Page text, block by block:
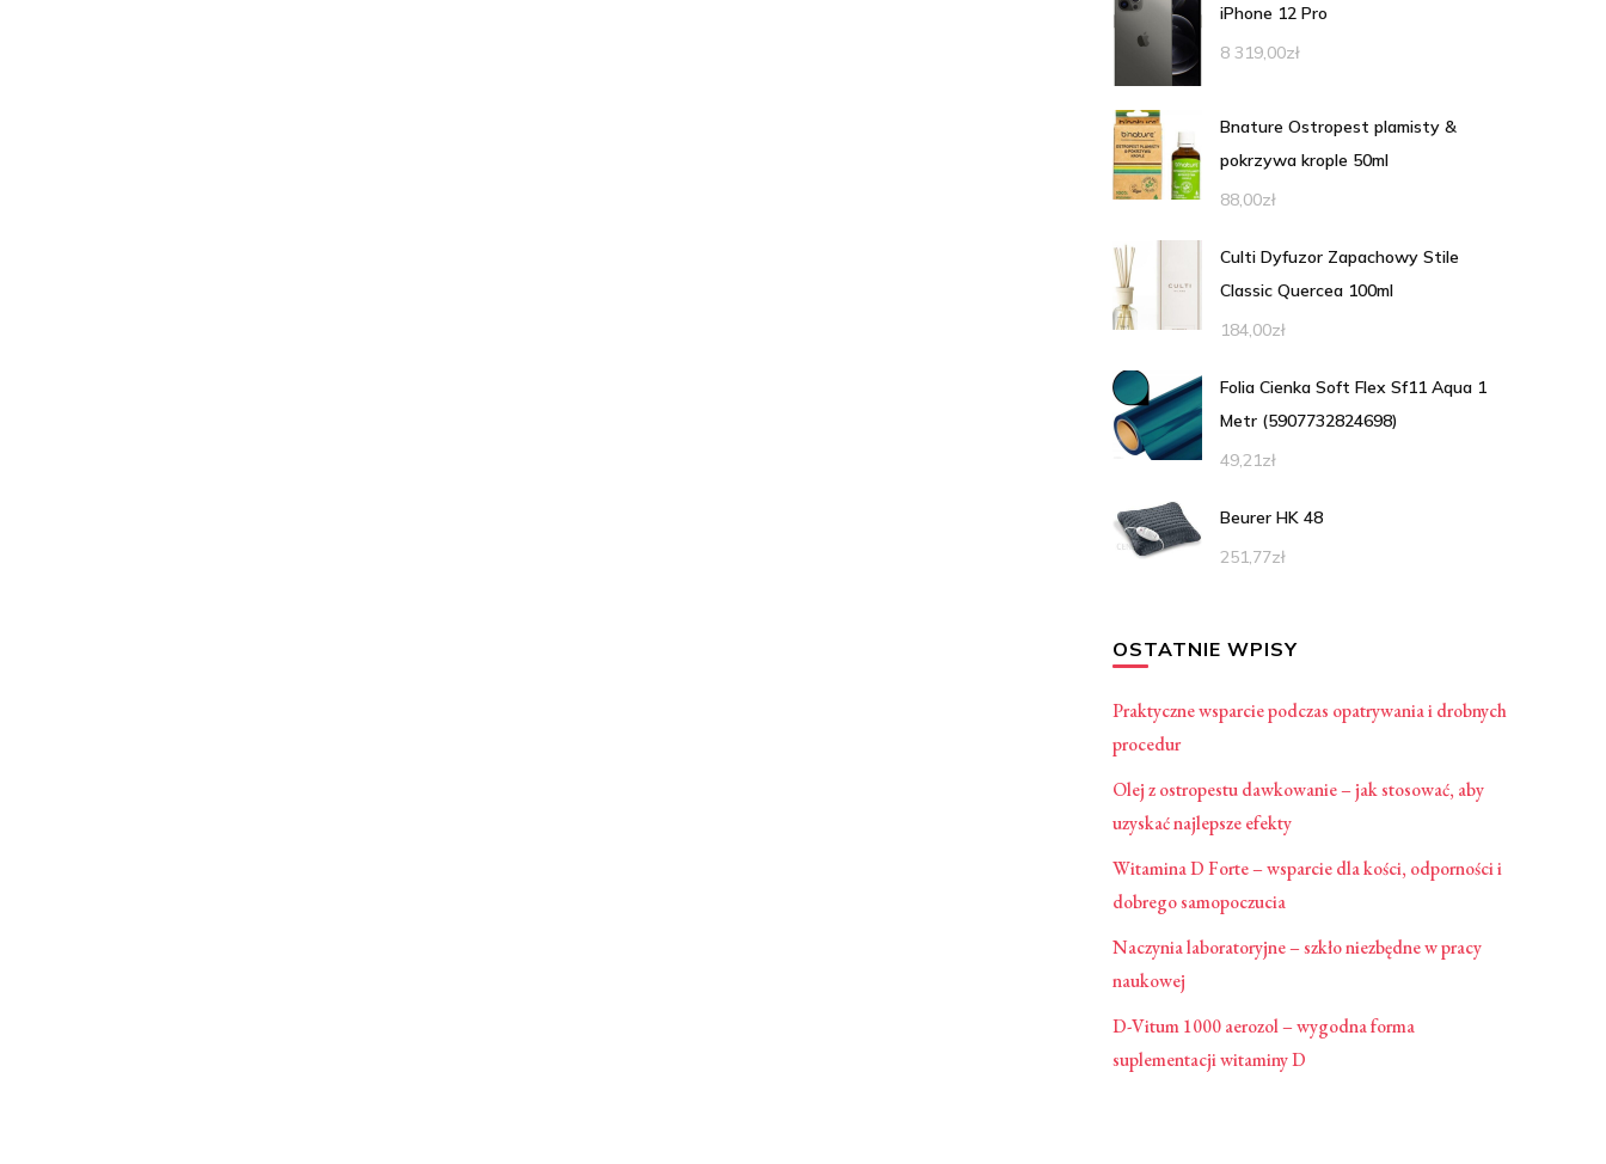
iPhone 12 Pro
8 319,00zł
Bnature Ostropest plamisty &
pokrzywa krople 50ml
88,00zł
Culti Dyfuzor Zapachowy Stile
Classic Quercea 100ml
184,00zł
Folia Cienka Soft Flex Sf11 Aqua 1
Metr (5907732824698)
49,21zł
Beurer HK 48
251,77zł
OSTATNIE WPISY
Praktyczne wsparcie podczas opatrywania i drobnych
procedur
Olej z ostropestu dawkowanie – jak stosować, aby
uzyskać najlepsze efekty
Witamina D Forte – wsparcie dla kości, odporności i
dobrego samopoczucia
Naczynia laboratoryjne – szkło niezbędne w pracy
naukowej
D-Vitum 1000 aerozol – wygodna forma
suplementacji witaminy D